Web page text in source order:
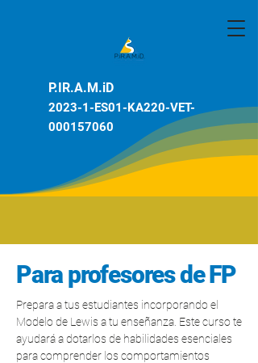
P.IR.A.M.iD
2023-1-ES01-KA220-VET-
000157060
Para profesores de FP
Prepara a tus estudiantes incorporando el
Modelo de Lewis a tu enseñanza. Este curso te
ayudará a dotarlos de habilidades esenciales
para comprender los comportamientos